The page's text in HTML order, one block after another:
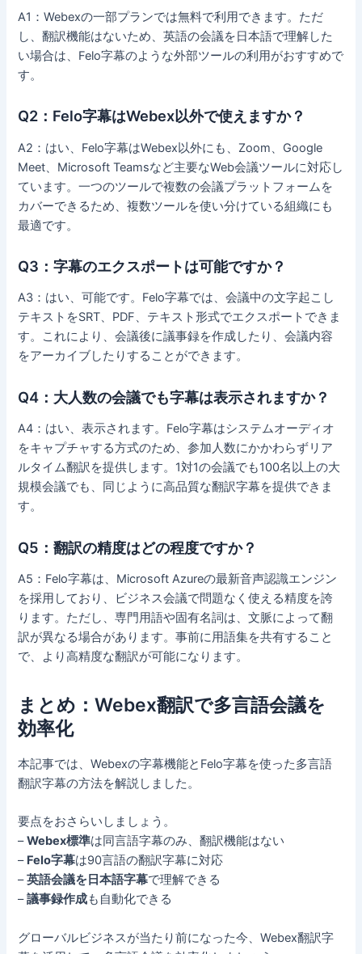
A1：Webexの一部プランでは無料で利用できます。ただ
し、翻訳機能はないため、英語の会議を日本語で理解した
い場合は、Felo字幕のような外部ツールの利用がおすすめで
す。
Q2：Felo字幕はWebex以外で使えますか？
A2：はい、Felo字幕はWebex以外にも、Zoom、Google
Meet、Microsoft Teamsなど主要なWeb会議ツールに対応し
ています。一つのツールで複数の会議プラットフォームを
カバーできるため、複数ツールを使い分けている組織にも
最適です。
Q3：字幕のエクスポートは可能ですか？
A3：はい、可能です。Felo字幕では、会議中の文字起こし
テキストをSRT、PDF、テキスト形式でエクスポートできま
す。これにより、会議後に議事録を作成したり、会議内容
をアーカイブしたりすることができます。
Q4：大人数の会議でも字幕は表示されますか？
A4：はい、表示されます。Felo字幕はシステムオーディオ
をキャプチャする方式のため、参加人数にかかわらずリア
ルタイム翻訳を提供します。1対1の会議でも100名以上の大
規模会議でも、同じように高品質な翻訳字幕を提供できま
す。
Q5：翻訳の精度はどの程度ですか？
A5：Felo字幕は、Microsoft Azureの最新音声認識エンジン
を採用しており、ビジネス会議で問題なく使える精度を誇
ります。ただし、専門用語や固有名詞は、文脈によって翻
訳が異なる場合があります。事前に用語集を共有すること
で、より高精度な翻訳が可能になります。
まとめ：Webex翻訳で多言語会議を
効率化
本記事では、Webexの字幕機能とFelo字幕を使った多言語
翻訳字幕の方法を解説しました。
要点をおさらいしましょう。
–Webex標準は同言語字幕のみ、翻訳機能はない
– Felo字幕は90言語の翻訳字幕に対応
–英語会議を日本語字幕で理解できる
–議事録作成も自動化できる
グローバルビジネスが当たり前になった今、Webex翻訳字